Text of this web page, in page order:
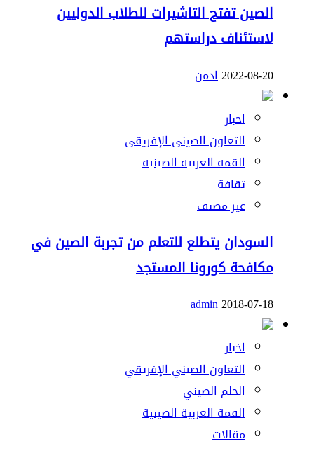
الصين تفتح التاشيرات للطلاب الدوليين
لاستئناف دراستهم
2022-08-20ادمن
اخبار
التعاون الصيني الإفريقي
القمة العربية الصينية
ثقافة
غير مصنف
السودان يتطلع للتعلم من تجربة الصين في
مكافحة كورونا المستجد
2018-07-18
admin
اخبار
التعاون الصيني الإفريقي
الحلم الصيني
القمة العربية الصينية
مقالات